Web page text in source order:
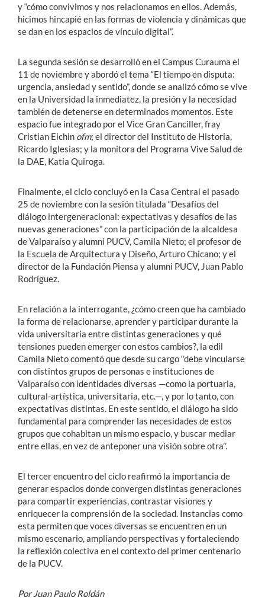
y “cómo convivimos y nos relacionamos en ellos. Además,
hicimos hincapié en las formas de violencia y dinámicas que
se dan en los espacios de vínculo digital”.
La segunda sesión se desarrolló en el Campus Curauma el
11 de noviembre y abordó el tema “El tiempo en disputa:
urgencia, ansiedad y sentido”, donde se analizó cómo se vive
en la Universidad la inmediatez, la presión y la necesidad
también de detenerse en determinados momentos. Este
espacio fue integrado por el Vice Gran Canciller, fray
Cristian Eichin ofm; el director del Instituto de Historia,
Ricardo Iglesias; y la monitora del Programa Vive Salud de
la DAE, Katia Quiroga.
Finalmente, el ciclo concluyó en la Casa Central el pasado
25 de noviembre con la sesión titulada “Desafíos del
diálogo intergeneracional: expectativas y desafíos de las
nuevas generaciones” con la participación de la alcaldesa
de Valparaíso y alumni PUCV, Camila Nieto; el profesor de
la Escuela de Arquitectura y Diseño, Arturo Chicano; y el
director de la Fundación Piensa y alumni PUCV, Juan Pablo
Rodríguez.
En relación a la interrogante, ¿cómo creen que ha cambiado
la forma de relacionarse, aprender y participar durante la
vida universitaria entre distintas generaciones y qué
tensiones pueden emerger con estos cambios?, la edil
Camila Nieto comentó que desde su cargo ‘’debe vincularse
con distintos grupos de personas e instituciones de
Valparaíso con identidades diversas —como la portuaria,
cultural-artística, universitaria, etc.—, y por lo tanto, con
expectativas distintas. En este sentido, el diálogo ha sido
fundamental para comprender las necesidades de estos
grupos que cohabitan un mismo espacio, y buscar mediar
entre ellas, en vez de anteponer una visión sobre otra’’.
El tercer encuentro del ciclo reafirmó la importancia de
generar espacios donde convergen distintas generaciones
para compartir experiencias, contrastar visiones y
enriquecer la comprensión de la sociedad. Instancias como
esta permiten que voces diversas se encuentren en un
mismo escenario, ampliando perspectivas y fortaleciendo
la reflexión colectiva en el contexto del primer centenario
de la PUCV.
Por Juan Paulo Roldán